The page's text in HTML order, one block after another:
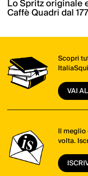
Lo Spritz originale
Caffè Quadri dal
Scopri
VAI
Il meglio
volta.